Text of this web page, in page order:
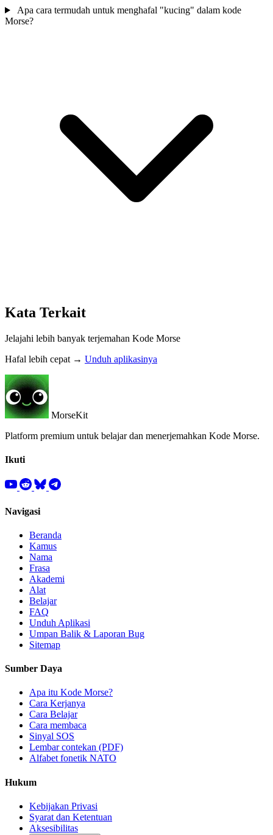
Apa cara termudah untuk menghafal "kucing" dalam kode
Morse?
Kata Terkait
Jelajahi lebih banyak terjemahan Kode Morse
Hafal lebih cepat → Unduh aplikasinya
MorseKit
Platform premium untuk belajar dan menerjemahkan Kode Morse.
Ikuti
Navigasi
Beranda
Kamus
Nama
Frasa
Akademi
Alat
Belajar
FAQ
Unduh Aplikasi
Umpan Balik & Laporan Bug
Sitemap
Sumber Daya
Apa itu Kode Morse?
Cara Kerjanya
Cara Belajar
Cara membaca
Sinyal SOS
Lembar contekan (PDF)
Alfabet fonetik NATO
Hukum
Kebijakan Privasi
Syarat dan Ketentuan
Aksesibilitas